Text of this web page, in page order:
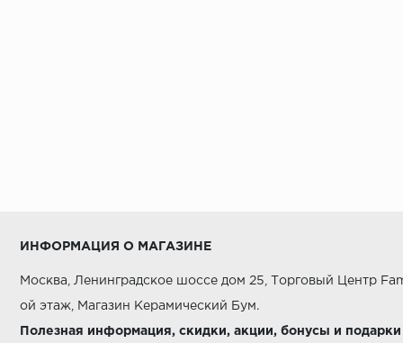
ИНФОРМАЦИЯ О МАГАЗИНЕ
Москва, Ленинградское шоссе дом 25, Торговый Центр
ой этаж, Магазин Керамический Бум.
Полезная информация, скидки, акции, бонусы и